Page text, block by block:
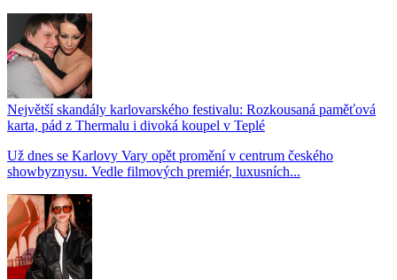
Největší skandály karlovarského festivalu: Rozkousaná paměťová
karta, pád z Thermalu i divoká koupel v Teplé
Už dnes se Karlovy Vary opět promění v centrum českého
showbyznysu. Vedle filmových premiér, luxusních...